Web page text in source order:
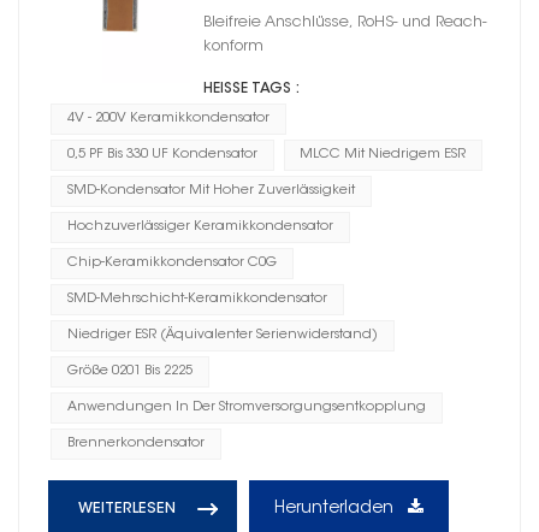
Bleifreie Anschlüsse, RoHS- und Reach-
konform
HEISSE TAGS :
4V - 200V Keramikkondensator
0,5 PF Bis 330 UF Kondensator MLCC Mit Niedrigem ESR
SMD-Kondensator Mit Hoher Zuverlässigkeit
Hochzuverlässiger Keramikkondensator
Chip-Keramikkondensator C0G
SMD-Mehrschicht-Keramikkondensator
Niedriger ESR (Äquivalenter Serienwiderstand)
Größe 0201 Bis 2225
Anwendungen In Der Stromversorgungsentkopplung
Brennerkondensator
WEITERLESEN Herunterladen